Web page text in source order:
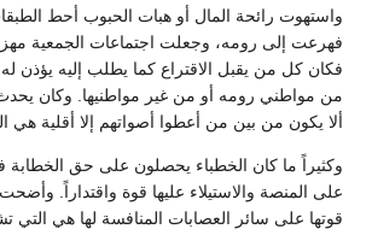
واستهوت رائحة المال أو هبات الحبوب أحط
فهرعت إلى رومه، وجعلت اجتماعات الجمعية
فكان كل من يقبل الاقتراع كما يطلب إليه يؤذن
من مواطني رومه أو من غير مواطنيها. وكان
ألا يكون من بين من أعطوا أصواتهم إلا أقلية هي
وكثيراً ما كان الخطباء يحصلون على حق الخطابة
على المنصة والاستيلاء عليها قوة واقتداراً.
قوتها على سائر العصابات المنافسة لها هي التي